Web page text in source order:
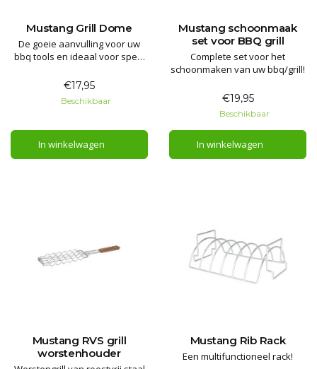
Mustang Grill Dome
De goeie aanvulling voor uw
bbq tools en ideaal voor spek,
quesadilla enz.
€17,95
Beschikbaar
In winkelwagen
Mustang schoonmaak
set voor BBQ grill
Complete set voor het
schoonmaken van uw bbq/grill!
€19,95
Beschikbaar
In winkelwagen
Mustang RVS grill
worstenhouder
Mustang Rib Rack
Een multifunctioneel rack!